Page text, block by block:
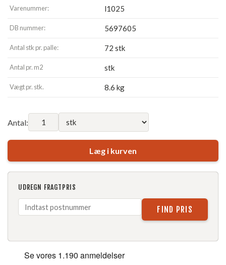
Varenummer: l1025
DB nummer: 5697605
Antal stk pr. palle: 72 stk
Antal pr. m2 stk
Vægt pr. stk. 8.6 kg
Antal:
Læg i kurven
UDREGN FRAGTPRIS